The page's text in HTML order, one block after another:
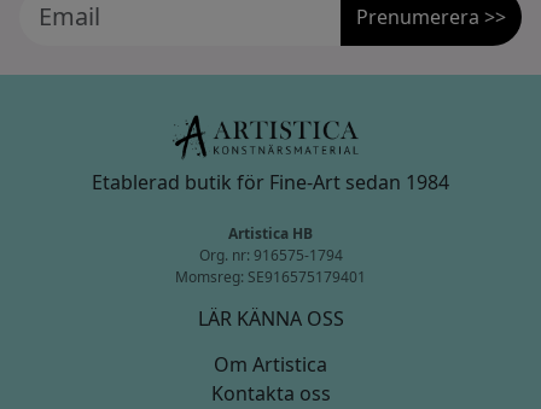
Prenumerera >>
Etablerad butik för Fine-Art sedan 1984
Artistica HB
Org. nr: 916575-1794
Momsreg: SE916575179401
LÄR KÄNNA OSS
Om Artistica
Kontakta oss